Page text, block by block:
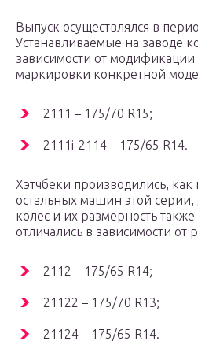
Выпуск осуществлялся в
Устанавливаемые на заводе
зависимости от модификации
маркировки конкретной
2111 – 175/70 R15;
2111i-2114 – 175/65 R14.
Хэтчбеки производились,
остальных машин этой серии,
колес и их размерность
отличались в зависимости от
2112 – 175/65 R14;
21122 – 175/70 R13;
21124 – 175/65 R14.